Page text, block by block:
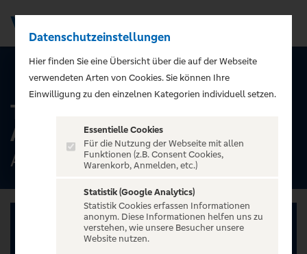
ALLE TERMINE
The Rocky Horror Show -
Alte Oper Erfurt
Alte Oper Erfurt, Erfurt
Datenschutzeinstellungen
Hier finden Sie eine Übersicht über die auf der Webseite
verwendeten Arten von Cookies. Sie können Ihre
Einwilligung zu den einzelnen Kategorien individuell setzen.
Essentielle Cookies
Für die Nutzung der Webseite mit allen
Funktionen (z.B. Consent Cookies,
Warenkorb, Anmelden, etc.)
Statistik (Google Analytics)
Statistik Cookies erfassen Informationen
anonym. Diese Informationen helfen uns zu
verstehen, wie unsere Besucher unsere
Website nutzen.